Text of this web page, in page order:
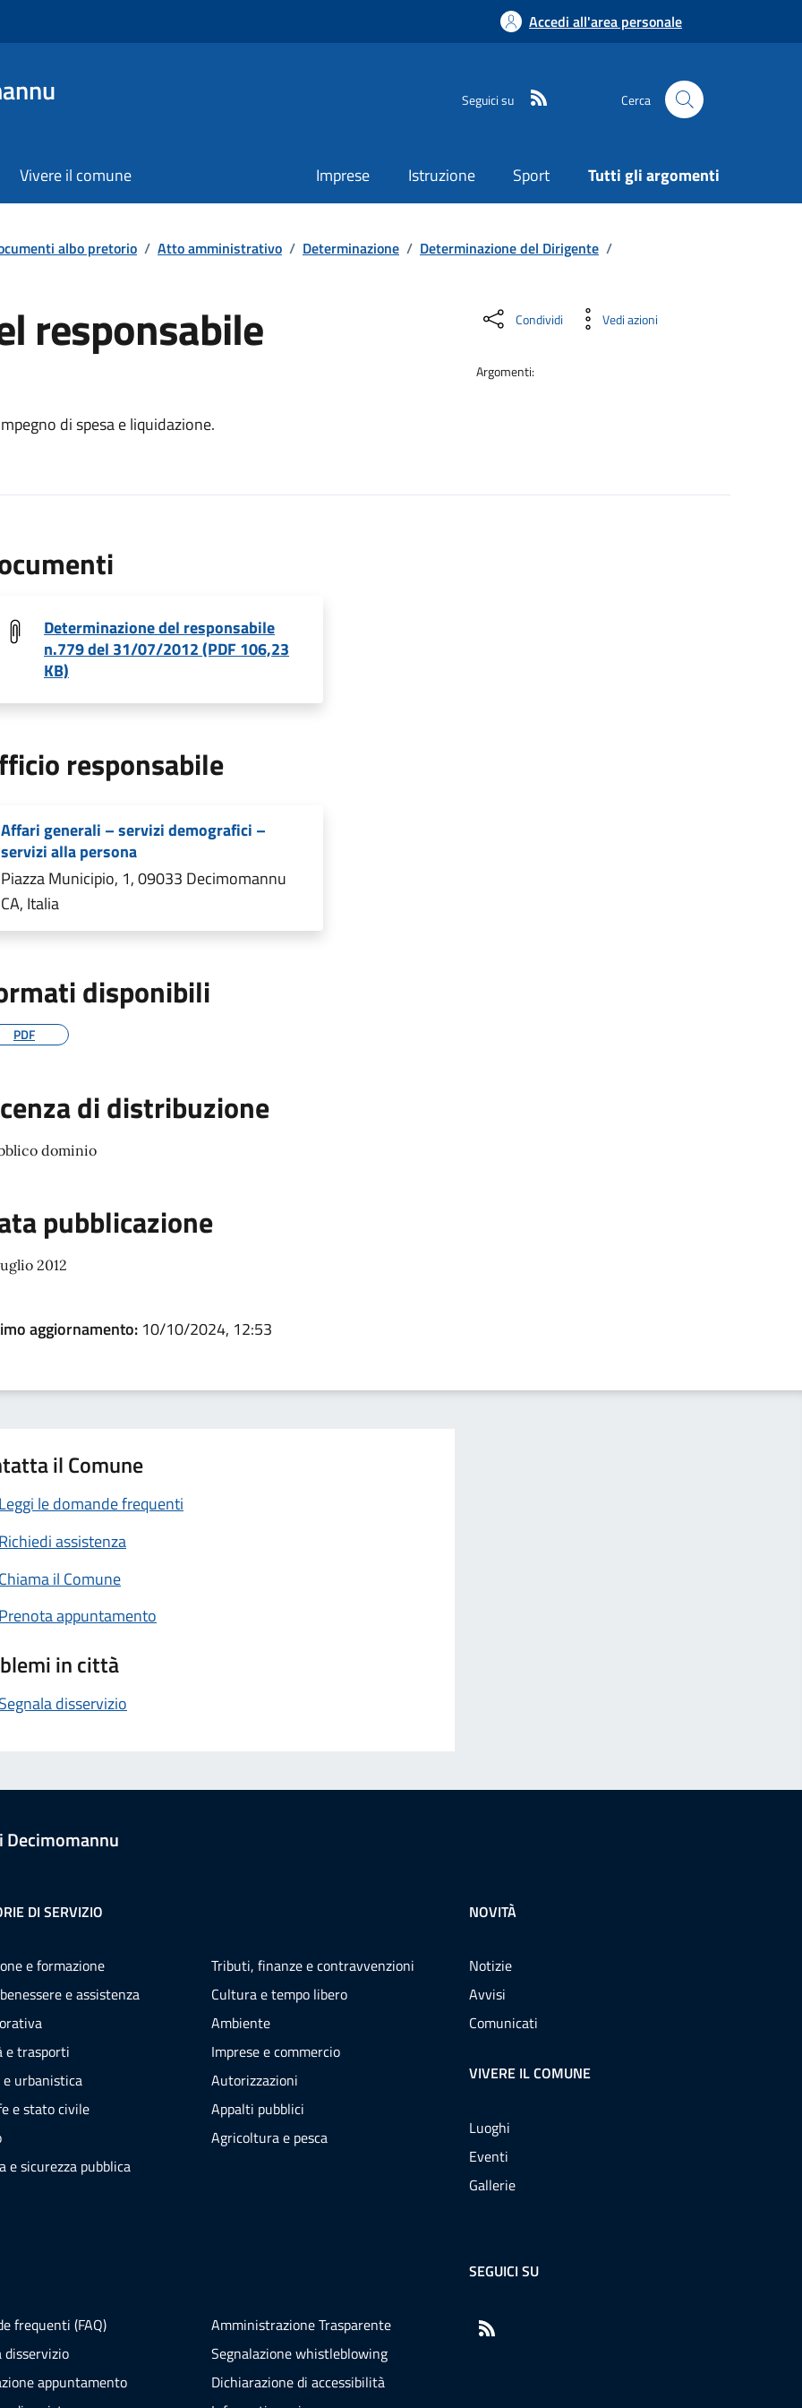
Accedi all'area personale
Seguici su Cerca
Vivere il comune Imprese Istruzione Sport Tutti gli argomenti
albo pretorio / Atto amministrativo / Determinazione / Determinazione del Dirigente /
responsabile
di spesa e liquidazione.
Condividi Vedi azioni
Argomenti:
Determinazione del responsabile
n.779 del 31/07/2012 (PDF 106,23
KB)
responsabile
Affari generali – servizi demografici –
servizi alla persona
Piazza Municipio, 1, 09033 Decimomannu
CA, Italia
disponibili
PDF
di distribuzione
dominio
pubblicazione
2012
aggiornamento: 10/10/2024, 12:53
il Comune
Leggi le domande frequenti
Richiedi assistenza
Chiama il Comune
Prenota appuntamento
in città
Segnala disservizio
Decimomannu
DI SERVIZIO
e formazione
e assistenza
e trasporti
e urbanistica
e stato civile
e sicurezza pubblica
Tributi, finanze e contravvenzioni
Cultura e tempo libero
Ambiente
Imprese e commercio
Autorizzazioni
Appalti pubblici
Agricoltura e pesca
NOVITÀ
Notizie
Avvisi
Comunicati
VIVERE IL COMUNE
Luoghi
Eventi
Gallerie
frequenti (FAQ)
disservizio
appuntamento
Amministrazione Trasparente
Segnalazione whistleblowing
Dichiarazione di accessibilità
SEGUICI SU